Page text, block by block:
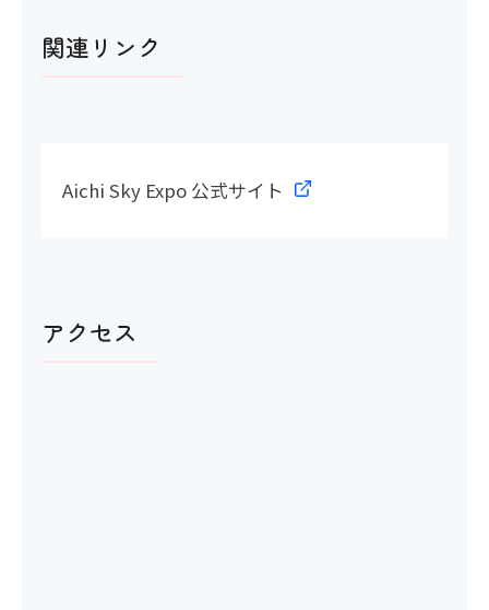
トイレ
多目的トイレ
関連リンク
Aichi Sky Expo 公式サイト
アクセス